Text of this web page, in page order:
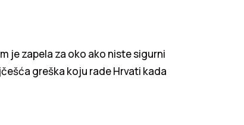
je zapela za oko ako niste sigurni
greška koju rade Hrvati kada